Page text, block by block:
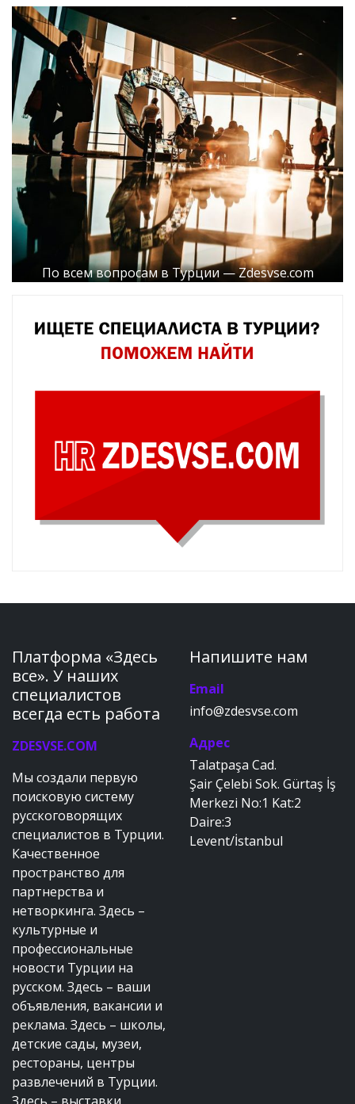
По всем вопросам в Турции — Zdesvse.com
Платформа «Здесь
все». У наших
специалистов
всегда есть работа
ZDESVSE.COM
Мы создали первую
поисковую систему
русскоговорящих
специалистов в Турции.
Качественное
пространство для
партнерства и
нетворкинга. Здесь –
культурные и
профессиональные
новости Турции на
русском. Здесь – ваши
объявления, вакансии и
реклама. Здесь – школы,
детские сады, музеи,
рестораны, центры
развлечений в Турции.
Напишите нам
Email
info@zdesvse.com
Адрес
Talatpaşa Cad.
Şair Çelebi Sok. Gürtaş İş
Merkezi No:1 Kat:2
Daire:3
Levent/İstanbul